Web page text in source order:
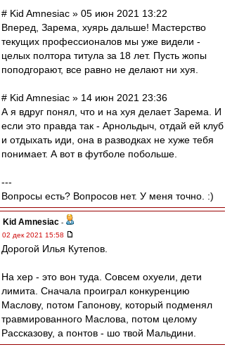
# Kid Amnesiac » 05 июн 2021 13:22
Вперед, Зарема, хуярь дальше! Мастерство
текущих профессионалов мы уже видели -
целых полтора титула за 18 лет. Пусть жопы
поподгорают, все равно не делают ни хуя.
# Kid Amnesiac » 14 июн 2021 23:36
А я вдруг понял, что и на хуя делает Зарема. И
если это правда так - Арнольдыч, отдай ей клуб
и отдыхать иди, она в разводках не хуже тебя
понимает. А вот в футболе побольше.
---
Вопросы есть? Вопросов нет. У меня точно. :)
Kid Amnesiac -
02 дек 2021 15:58
Дорогой Илья Кутепов.
На хер - это вон туда. Совсем охуели, дети
лимита. Сначала проиграл конкуренцию
Маслову, потом Гапонову, который подменял
травмированного Маслова, потом целому
Рассказову, а понтов - шо твой Мальдини.